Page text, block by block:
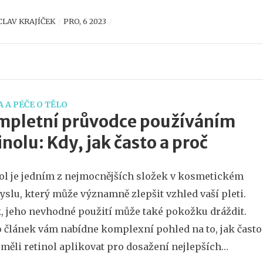
pro vytvoření personalizované péče o pleť, která
právě vašim potřebám.
KRAJÍČEK PRO, 6 2023
A PÉČE O TĚLO
průvodce používáním
Kdy, jak často a proč
je jedním z nejmocnějších složek v kosmetickém
který může významně zlepšit vzhled vaší pleti.
jeho nevhodné použití může také pokožku dráždit.
článek vám nabídne komplexní pohled na to, jak často
měli retinol aplikovat pro dosažení nejlepších